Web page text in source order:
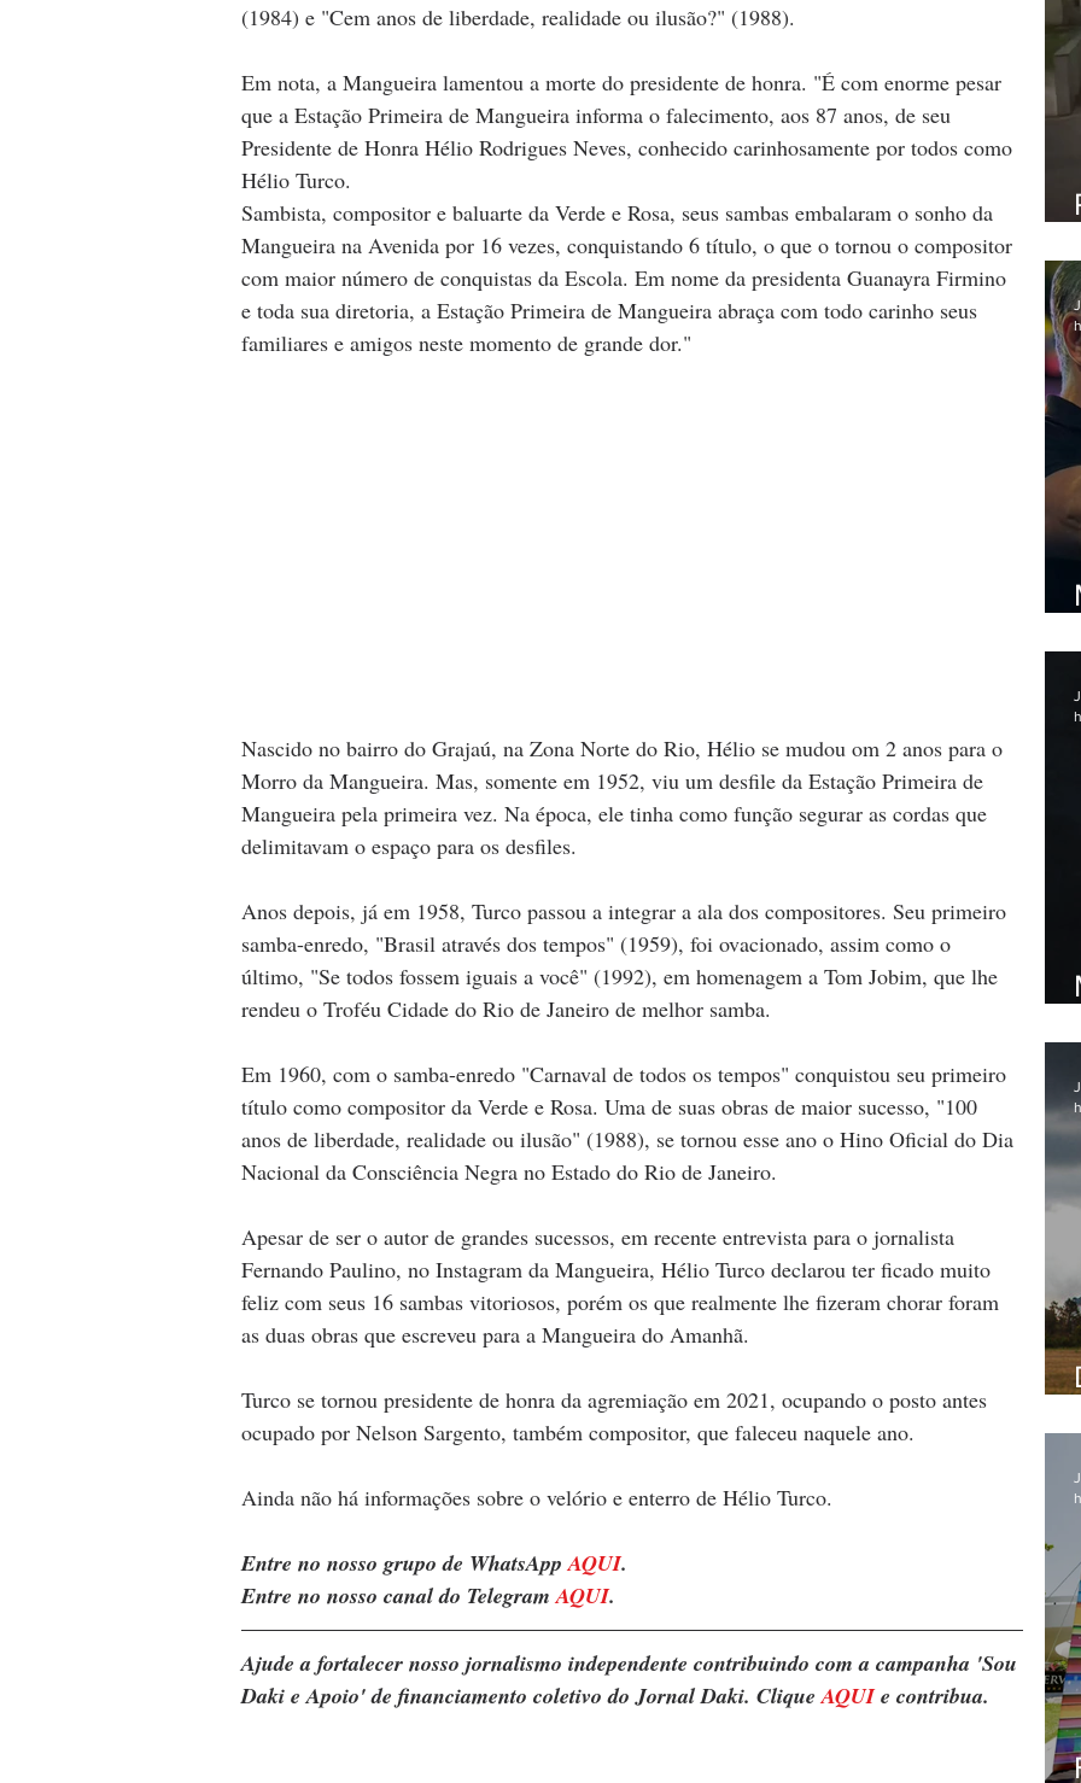
(1984) e "Cem anos de liberdade, realidade ou ilusão?" (1988).
Em nota, a Mangueira lamentou a morte do presidente de honra. "É com enorme pesar
que a Estação Primeira de Mangueira informa o falecimento, aos 87 anos, de seu
Presidente de Honra Hélio Rodrigues Neves, conhecido carinhosamente por todos como
Hélio Turco.
Sambista, compositor e baluarte da Verde e Rosa, seus sambas embalaram o sonho da
Mangueira na Avenida por 16 vezes, conquistando 6 título, o que o tornou o compositor
com maior número de conquistas da Escola. Em nome da presidenta Guanayra Firmino
e toda sua diretoria, a Estação Primeira de Mangueira abraça com todo carinho seus
familiares e amigos neste momento de grande dor."
Nascido no bairro do Grajaú, na Zona Norte do Rio, Hélio se mudou om 2 anos para o
Morro da Mangueira. Mas, somente em 1952, viu um desfile da Estação Primeira de
Mangueira pela primeira vez. Na época, ele tinha como função segurar as cordas que
delimitavam o espaço para os desfiles.
Anos depois, já em 1958, Turco passou a integrar a ala dos compositores. Seu primeiro
samba-enredo, "Brasil através dos tempos" (1959), foi ovacionado, assim como o
último, "Se todos fossem iguais a você" (1992), em homenagem a Tom Jobim, que lhe
rendeu o Troféu Cidade do Rio de Janeiro de melhor samba.
Em 1960, com o samba-enredo "Carnaval de todos os tempos" conquistou seu primeiro
título como compositor da Verde e Rosa. Uma de suas obras de maior sucesso, "100
anos de liberdade, realidade ou ilusão" (1988), se tornou esse ano o Hino Oficial do Dia
Nacional da Consciência Negra no Estado do Rio de Janeiro.
Apesar de ser o autor de grandes sucessos, em recente entrevista para o jornalista
Fernando Paulino, no Instagram da Mangueira, Hélio Turco declarou ter ficado muito
feliz com seus 16 sambas vitoriosos, porém os que realmente lhe fizeram chorar foram
as duas obras que escreveu para a Mangueira do Amanhã.
Turco se tornou presidente de honra da agremiação em 2021, ocupando o posto antes
ocupado por Nelson Sargento, também compositor, que faleceu naquele ano.
Ainda não há informações sobre o velório e enterro de Hélio Turco.
Entre no nosso grupo de WhatsApp AQUI.
Entre no nosso canal do Telegram AQUI.
Ajude a fortalecer nosso jornalismo independente contribuindo com a campanha 'Sou
Daki e Apoio' de financiamento coletivo do Jornal Daki. Clique AQUI e contribua.